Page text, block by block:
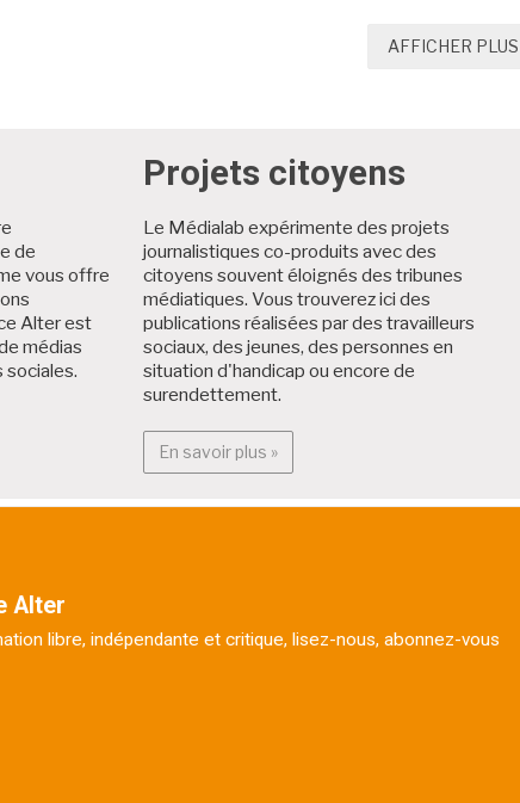
AFFICHER
de
vous offre
Alter est
médias
sociales.
Médialab
Projets citoyens
Le Médialab expérimente des projets
journalistiques co-produits avec des
citoyens souvent éloignés des tribunes
médiatiques. Vous trouverez ici des
publications réalisées par des travailleurs
sociaux, des jeunes, des personnes en
situation d'handicap ou encore de
surendettement.
En savoir plus »En savoir plus : Projets citoyens
Alter
libre, indépendante et critique, lisez-nous, abonnez-vous